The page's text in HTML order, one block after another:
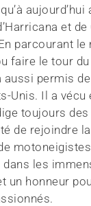
et
parcourant le
faire le tour du
aussi permis
Unis. Il a
toujours
de rejoindre
les
un honneur